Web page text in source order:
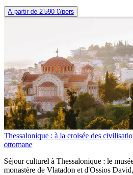
A partir de 2 590 €/pers
Thessalonique : à la croisée des
ottomane
Séjour culturel à Thessalonique : le
monastère de Vlatadon et d'Ossios